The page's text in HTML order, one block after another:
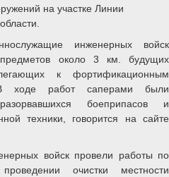
на участке Линии
инженерных войск
около 3 км. будущих
к фортификационным
ходе работ саперами были
боеприпасов и
техники, говорится на сайте
войск провели работы по
очистки местности